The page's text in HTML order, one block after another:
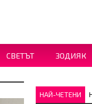
СВЕТЪТ ЗОДИЯК
НАЙ-ЧЕТЕНИ